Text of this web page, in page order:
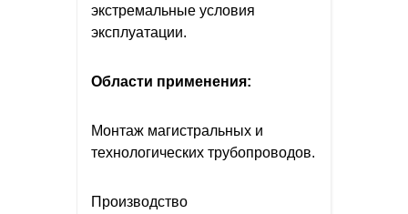
экстремальные условия
эксплуатации.
Области применения:
Монтаж магистральных и
технологических трубопроводов.
Производство